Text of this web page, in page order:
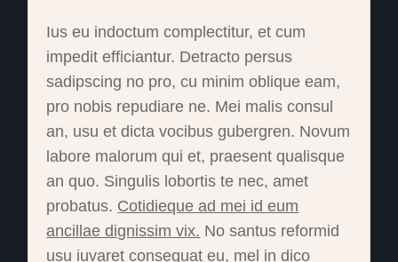
Ius eu indoctum complectitur, et cum
impedit efficiantur. Detracto persus
sadipscing no pro, cu minim oblique eam,
pro nobis repudiare ne. Mei malis consul
an, usu et dicta vocibus gubergren. Novum
labore malorum qui et, praesent qualisque
an quo. Singulis lobortis te nec, amet
probatus. Cotidieque ad mei id eum
ancillae dignissim vix. No santus reformid
usu iuvaret consequat eu, mel in dico